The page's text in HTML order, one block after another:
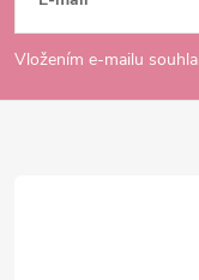
p
a
Vložením e-mailu